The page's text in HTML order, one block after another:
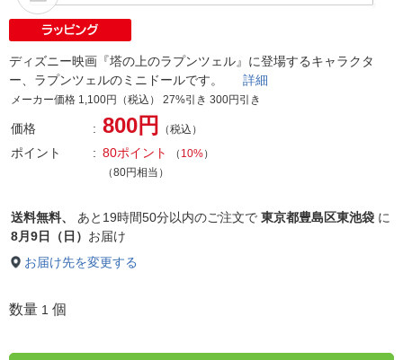
ディズニー映画『塔の上のラプンツェル』に登場するキャラクタ
ー、ラプンツェルのミニドールです。 詳細
メーカー価格 1,100円（税込） 27%引き 300円引き
価格 800円 （税込）
ポイント 80ポイント （ 10%）
（80円相当）
送料無料、 あと 19時間50分以内のご注文で 東京都豊島区東池袋 に
8月9日（日） お届け
お届け先を変更する
数量 1 個